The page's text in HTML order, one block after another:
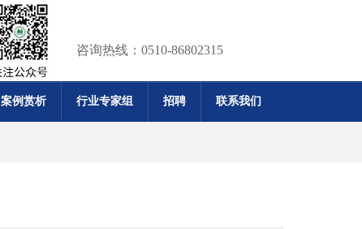
咨询热线：0510-86802315
案例赏析 行业专家组 招聘 联系我们